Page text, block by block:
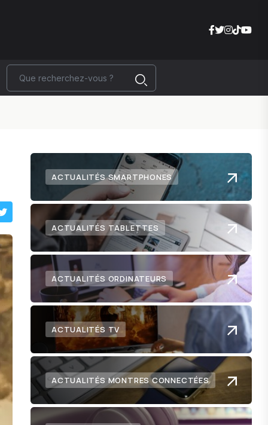
ACTUALITÉS SMARTPHONES
ACTUALITÉS TABLETTES
ACTUALITÉS ORDINATEURS
ACTUALITÉS TV
ACTUALITÉS MONTRES CONNECTÉES